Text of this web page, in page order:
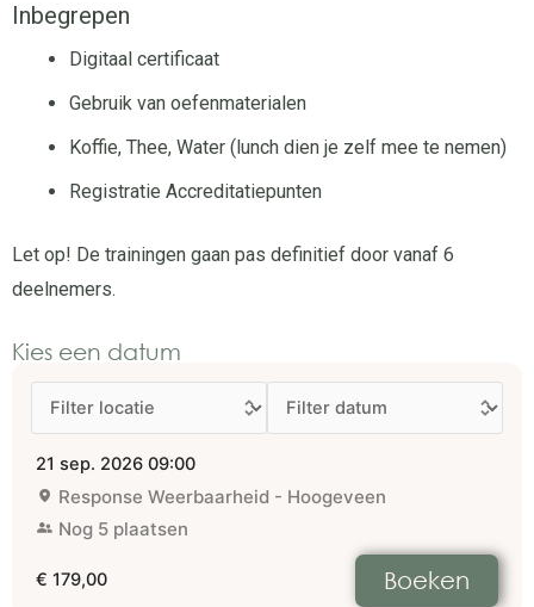
Inbegrepen
Digitaal certificaat
Gebruik van oefenmaterialen
Koffie, Thee, Water (lunch dien je zelf mee te nemen)
Registratie Accreditatiepunten
Let op! De trainingen gaan pas definitief door vanaf 6
deelnemers.
Kies een datum
21 sep. 2026 09:00
Response Weerbaarheid - Hoogeveen
Nog 5 plaatsen
€ 179,00 Boeken